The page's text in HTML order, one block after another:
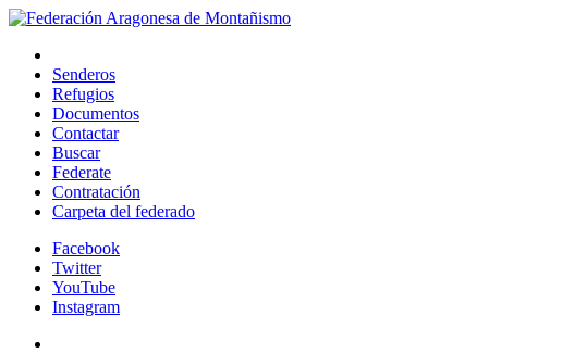
Senderos
Refugios
Documentos
Contactar
Buscar
Federate
Contratación
Carpeta del federado
Facebook
Twitter
YouTube
Instagram